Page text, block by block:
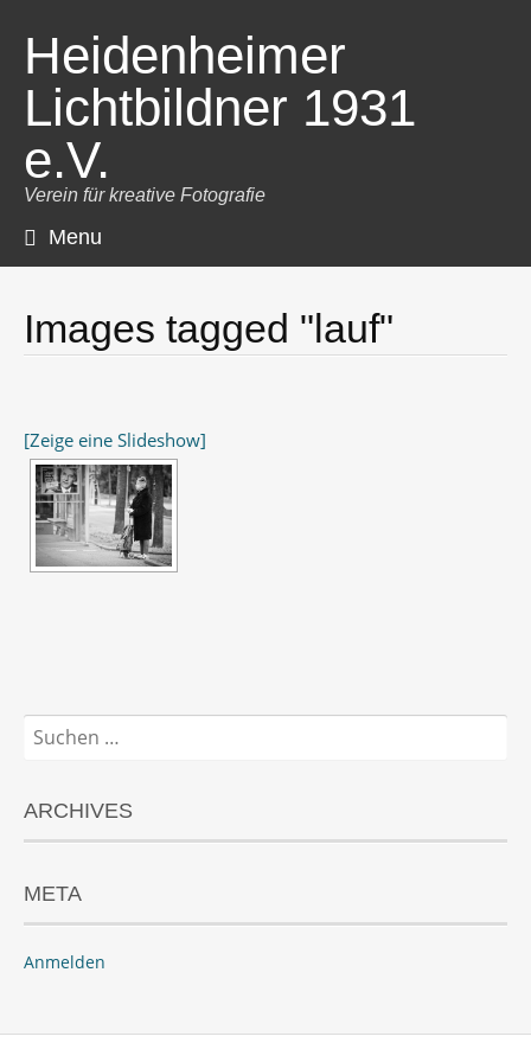
Heidenheimer
Lichtbildner 1931
e.V.
Verein für kreative Fotografie
Menu
Images tagged "lauf"
[Zeige eine Slideshow]
Suchen
nach:
ARCHIVES
META
Anmelden